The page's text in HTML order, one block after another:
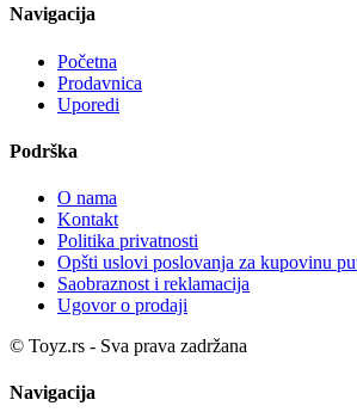
Navigacija
Početna
Prodavnica
Uporedi
Podrška
O nama
Kontakt
Politika privatnosti
Opšti uslovi poslovanja za kupovinu
Saobraznost i reklamacija
Ugovor o prodaji
© Toyz.rs - Sva prava zadržana
Navigacija